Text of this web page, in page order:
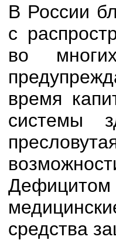
В России
с
во
время
системы
Дефицитом
средства